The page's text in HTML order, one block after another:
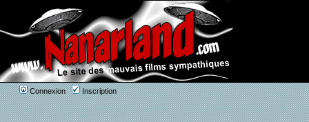
Connexion Inscription